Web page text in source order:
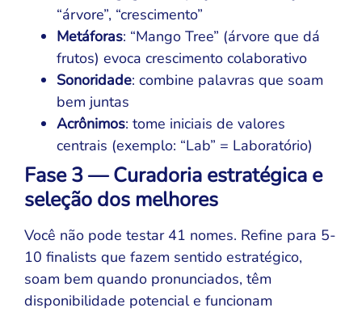
“árvore”, “crescimento”
Metáforas: “Mango Tree” (árvore que dá
frutos) evoca crescimento colaborativo
Sonoridade: combine palavras que soam
bem juntas
Acrônimos: tome iniciais de valores
centrais (exemplo: “Lab” = Laboratório)
Fase 3 — Curadoria estratégica e
seleção dos melhores
Você não pode testar 41 nomes. Refine para 5-
10 finalists que fazem sentido estratégico,
soam bem quando pronunciados, têm
disponibilidade potencial e funcionam